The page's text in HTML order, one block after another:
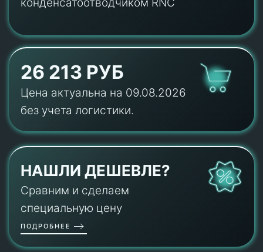
26 213 РУБ
Цена актуальна на 09.08.2026
без учета логистики.
НАШЛИ ДЕШЕВЛЕ?
Сравним и сделаем
специальную цену
ПОДРОБНЕЕ